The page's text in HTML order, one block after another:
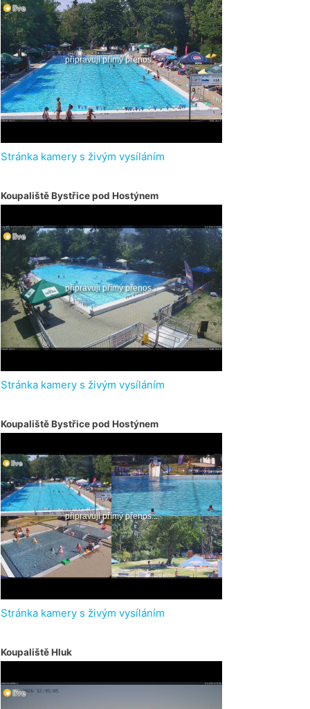
Stránka kamery s živým vysíláním
Koupaliště Bystřice pod Hostýnem
Stránka kamery s živým vysíláním
Koupaliště Bystřice pod Hostýnem
Stránka kamery s živým vysíláním
Koupaliště Hluk